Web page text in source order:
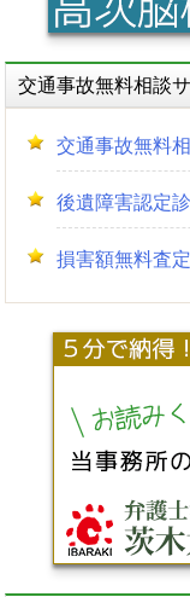
交通事故無料相談
交通事故無料
後遺障害認定
損害額無料査